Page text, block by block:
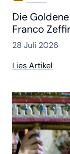
Die
Franco
28 Juli 2026
Lies Artikel